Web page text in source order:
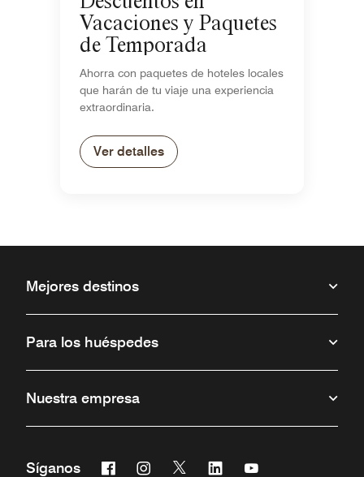
Vacaciones y Paquetes
de Temporada
Ahorra con paquetes de hoteles locales
que harán de tu viaje una experiencia
extraordinaria.
Ver detalles
Mejores destinos
Para los huéspedes
Nuestra empresa
Síganos FacebookInstagram
Twitter Linkedin